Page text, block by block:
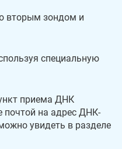
вторым зондом и
специальную
приема ДНК
почтой на адрес ДНК-
увидеть в разделе